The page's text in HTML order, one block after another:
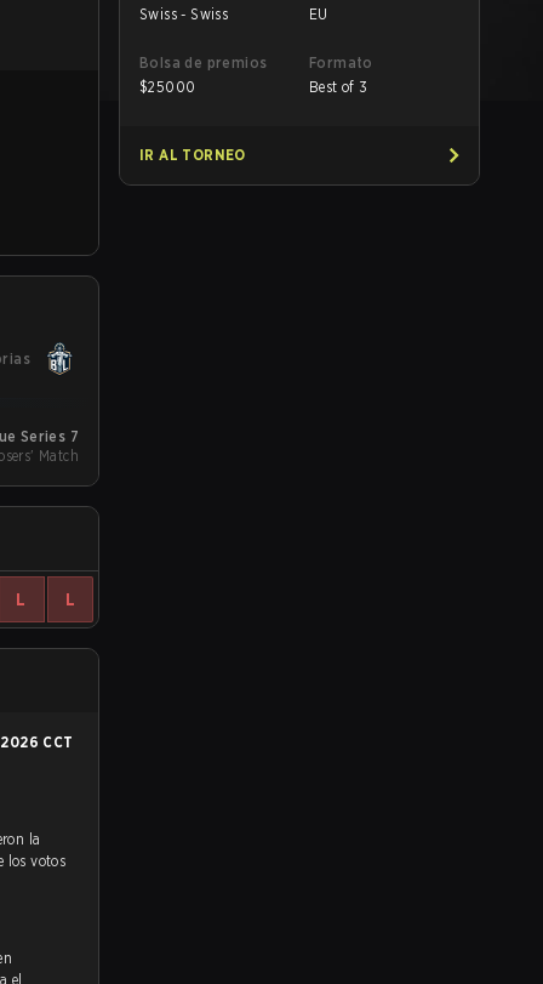
Series 7
Match
L L
2026 CCT
los votos
el
Swiss - Swiss
EU
Bolsa de premios
$25000
Formato
Best of 3
IR AL TORNEO